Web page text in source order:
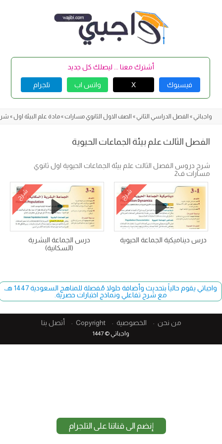
أشترك معنا ... ليصلك كل جديد
فيسبوك X واتس اب تلجرام
إنضم الى قناتنا على التلجرام
واجباتي » الفصل الدراسي الثاني » الصف الاول الثانوي مسارات »مادة علم البيئة اول »
الفصل الثالث علم بيئة الجماعات الحيوية
شرح دروس الفصل الثالث علم بيئة الجماعات الحيوية اول ثانوي
مسارات ف2
شرح
درس ديناميكية الجماعة الحيوية
شرح
درس الجماعة البشرية
(السكانية)
واجباتي يقوم حالياً بتحديث وأضافة حلولا مُفصلة للمناهج السعودية 1447 هـ،
مع شرح تفاعلي ونماذج اختبارات حصرية.
من نحن الخصوصية Copyright​ أتصل بنا
واجباتي © 1447